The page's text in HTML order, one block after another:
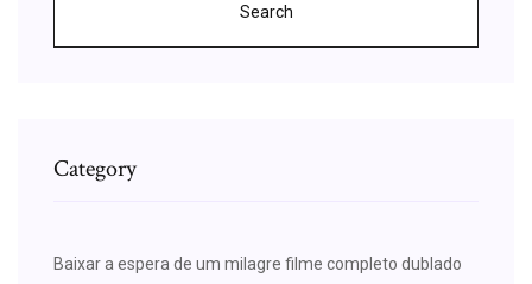
Search
Category
Baixar a espera de um milagre filme completo dublado